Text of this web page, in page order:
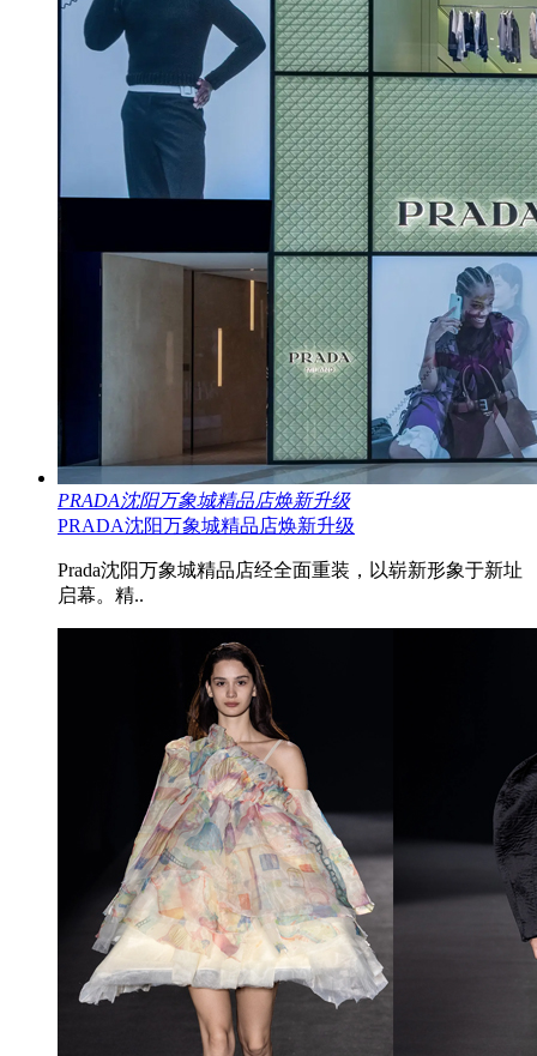
PRADA沈阳万象城精品店焕新升级
PRADA沈阳万象城精品店焕新升级
Prada沈阳万象城精品店经全面重装，以崭新形象于新址
启幕。精..